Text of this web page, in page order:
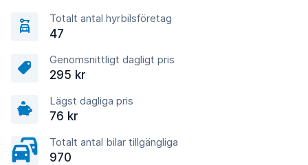
Totalt antal hyrbilsföretag
47
Genomsnittligt dagligt pris
295 kr
Lägst dagliga pris
76 kr
Totalt antal bilar tillgängliga
970